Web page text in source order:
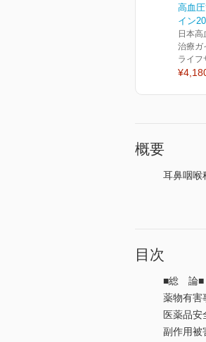
高血
イン
日本高
治療ガ
ライフ
概要
耳鼻咽
目次
■総 論■
薬物有
医薬品
副作用